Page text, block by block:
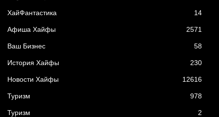
XайФантастика 14
Афиша Хайфы 2571
Ваш Бизнес 58
История Хайфы 230
Новости Хайфы 12616
Туризм 978
Туризм 2